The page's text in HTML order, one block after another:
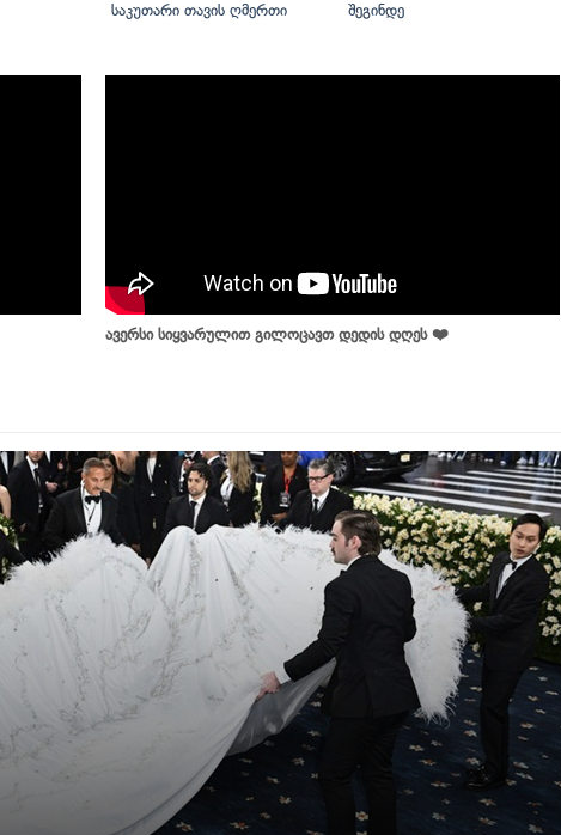
საკუთარი თავის ღმერთი შეგინდე
ავერსი სიყვარულით გილოცავთ დედის დღეს ❤️